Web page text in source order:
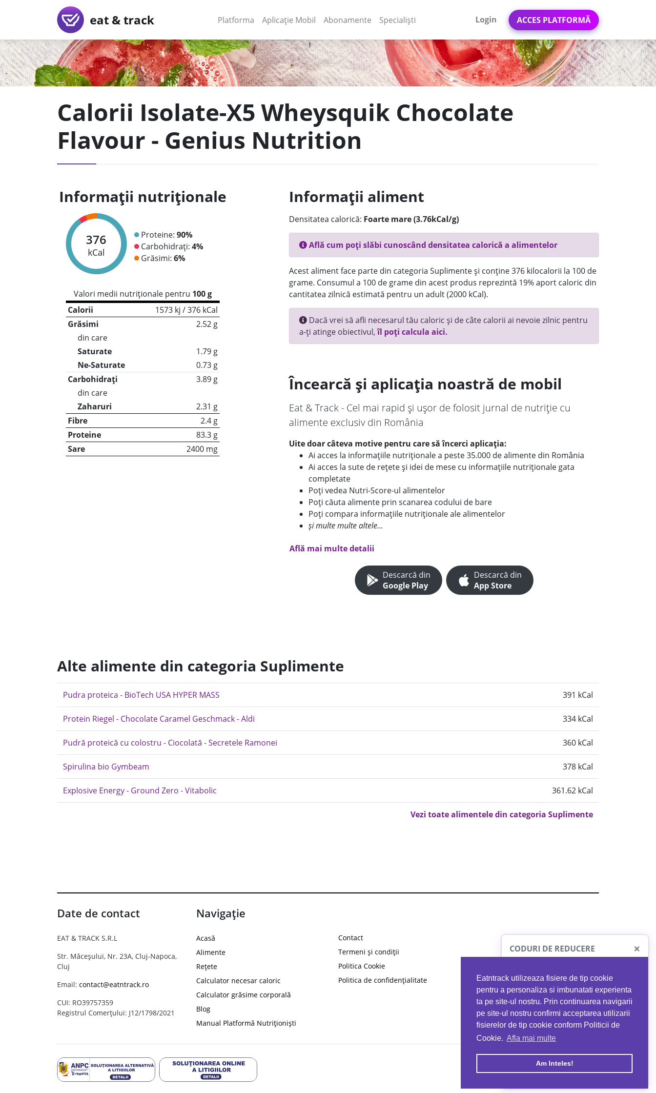
Eatntrack utilizeaza fisiere de tip cookie
pentru a personaliza si imbunatati experienta
ta pe site-ul nostru. Prin continuarea navigarii
pe site-ul nostru confirmi acceptarea utilizarii
fisierelor de tip cookie conform Politicii de
Cookie. Afla mai multe
Am Inteles!
eat & track Platforma (current)
Aplicație Mobil (current)
Abonamente Specialiști Login ACCES PLATFORMĂ
Calorii Isolate-X5 Wheysquik Chocolate
Flavour - Genius Nutrition
Informații nutriționale
376
kCal
Proteine: 90%
Carbohidrați: 4%
Grăsimi: 6%
Valori medii nutriționale pentru 100 g
Calorii
1573 kj / 376 kCal
Grăsimi
2.52 g
din care
Saturate
1.79 g
Ne-Saturate
0.73 g
Carbohidrați
3.89 g
din care
Zaharuri
2.31 g
Fibre
2.4 g
Proteine
83.3 g
Sare
2400 mg
Informații aliment
Densitatea calorică: Foarte mare (3.76kCal/g)
Află cum poți slăbi cunoscând densitatea calorică a alimentelor
Acest aliment face parte din categoria Suplimente și conține 376 kilocalorii la 100 de
grame. Consumul a 100 de grame din acest produs reprezintă 19% aport caloric din
cantitatea zilnică estimată pentru un adult (2000 kCal).
Dacă vrei să afli necesarul tău caloric și de câte calorii ai nevoie zilnic pentru
a-ți atinge obiectivul,îl poți calcula aici.
Încearcă și aplicația noastră de mobil
Eat & Track - Cel mai rapid și ușor de folosit jurnal de nutriție cu
alimente exclusiv din România
Uite doar câteva motive pentru care să încerci aplicația:
Ai acces la informațiile nutriționale a peste 35.000 de alimente din România
Ai acces la sute de rețete și idei de mese cu informațiile nutriționale gata
completate
Poți vedea Nutri-Score-ul alimentelor
Poți căuta alimente prin scanarea codului de bare
Poți compara informațiile nutriționale ale alimentelor
și multe multe altele...
Află mai multe detalii
Descarcă din
Google Play
Descarcă din
App Store
Alte alimente din categoria Suplimente
Pudra proteica - BioTech USA HYPER MASS 391 kCal
Protein Riegel - Chocolate Caramel Geschmack - Aldi 334 kCal
Pudră proteică cu colostru - Ciocolată - Secretele Ramonei 360 kCal
Spirulina bio Gymbeam 378 kCal
Explosive Energy - Ground Zero - Vitabolic 361.62 kCal
Vezi toate alimentele din categoria Suplimente
Date de contact
EAT & TRACK S.R.L
Str. Măceșului, Nr. 23A, Cluj-Napoca,
Cluj
Email: contact@eatntrack.ro
CUI: RO39757359
Registrul Comerțului: J12/1798/2021
Navigație
Acasă
Alimente
Rețete
Calculator necesar caloric
Calculator grăsime corporală
Blog
Manual Platformă Nutriționiști
Contact
Termeni și condiții
Politica Cookie
Politica de confidențialitate
CODURI DE REDUCERE ×
PROTO41
reducere la orice comandă
EATNTRACK
MYPROTEIN
Ai40%reducere la orice comandă
folosind codul EATTRACK